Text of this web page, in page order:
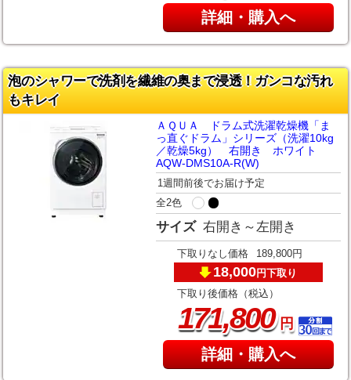
詳細・購入へ
泡のシャワーで洗剤を繊維の奥まで浸透！ガンコな汚れ
もキレイ
ＡＱＵＡ ドラム式洗濯乾燥機「ま
っ直ぐドラム」シリーズ（洗濯10kg
／乾燥5kg） 右開き ホワイト
AQW-DMS10A-R(W)
1週間前後でお届け予定
全2色
サイズ 右開き～左開き
下取りなし価格 189,800円
18,000円下取り
下取り後価格（税込）
171,800円
詳細・購入へ